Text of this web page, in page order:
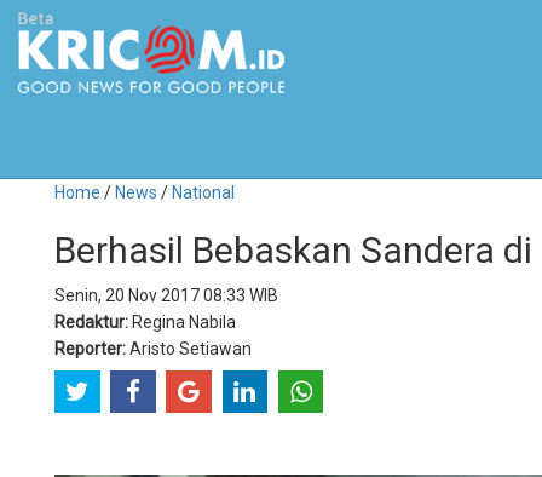
Home / News / National
Berhasil Bebaskan Sandera
Senin, 20 Nov 2017 08:33 WIB
Redaktur: Regina Nabila
Reporter:Aristo Setiawan